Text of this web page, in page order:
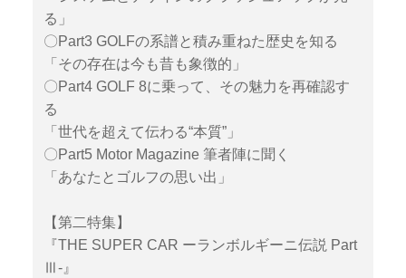
る」
〇Part3 GOLFの系譜と積み重ねた歴史を知る
「その存在は今も昔も象徴的」
〇Part4 GOLF 8に乗って、その魅力を再確認す
る
「世代を超えて伝わる“本質”」
〇Part5 Motor Magazine 筆者陣に聞く
「あなたとゴルフの思い出」
【第二特集】
『THE SUPER CAR ーランボルギーニ伝説 Part
Ⅲ-』